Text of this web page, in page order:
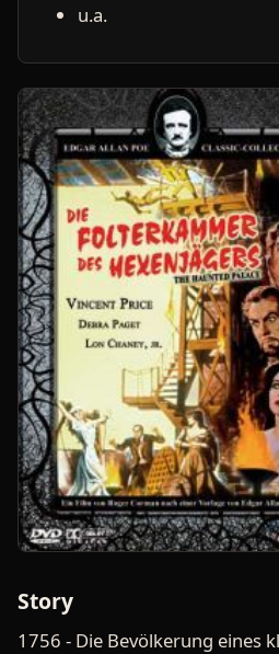
u.a.
Story
1756 - Die Bevölkerung eines